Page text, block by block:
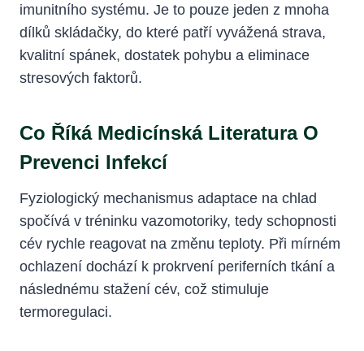
imunitního systému. Je to pouze jeden z mnoha
dílků skládačky, do které patří vyvážená strava,
kvalitní spánek, dostatek pohybu a eliminace
stresových faktorů.
Co Říká Medicínská Literatura O
Prevenci Infekcí
Fyziologický mechanismus adaptace na chlad
spočívá v tréninku vazomotoriky, tedy schopnosti
cév rychle reagovat na změnu teploty. Při mírném
ochlazení dochází k prokrvení periferních tkání a
následnému stažení cév, což stimuluje
termoregulaci.